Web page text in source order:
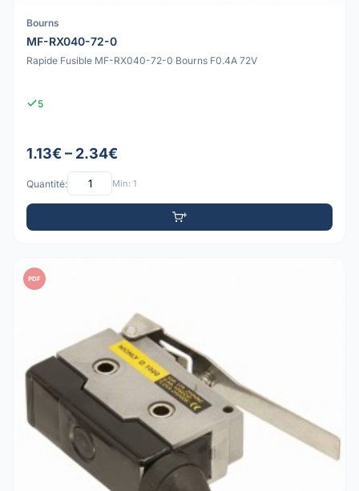
Bourns
MF-RX040-72-0
Rapide Fusible MF-RX040-72-0 Bourns F0.4A 72V
5
1.13€ – 2.34€
Quantité: Min: 1
PDF